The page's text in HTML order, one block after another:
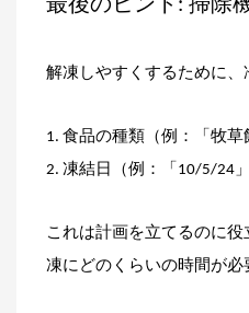
最後のヒント: 掃除
解凍しやすくするために、
1. 食品の種類（例：「牧草
2. 凍結日（例：「10/5/24」
これは計画を立てるのに
凍にどのくらいの時間が必